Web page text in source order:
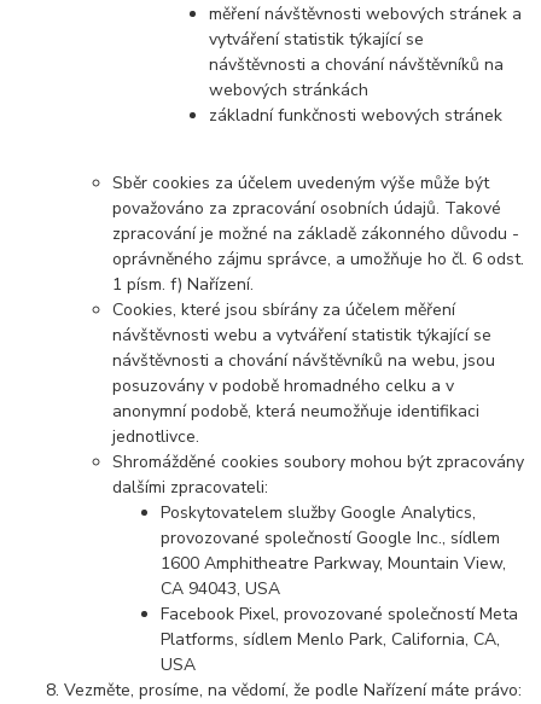
měření návštěvnosti webových stránek a
vytváření statistik týkající se
návštěvnosti a chování návštěvníků na
webových stránkách
základní funkčnosti webových stránek
Sběr cookies za účelem uvedeným výše může být
považováno za zpracování osobních údajů. Takové
zpracování je možné na základě zákonného důvodu -
oprávněného zájmu správce, a umožňuje ho čl. 6 odst.
1 písm. f) Nařízení.
Cookies, které jsou sbírány za účelem měření
návštěvnosti webu a vytváření statistik týkající se
návštěvnosti a chování návštěvníků na webu, jsou
posuzovány v podobě hromadného celku a v
anonymní podobě, která neumožňuje identifikaci
jednotlivce.
Shromážděné cookies soubory mohou být zpracovány
dalšími zpracovateli:
Poskytovatelem služby Google Analytics,
provozované společností Google Inc., sídlem
1600 Amphitheatre Parkway, Mountain View,
CA 94043, USA
Facebook Pixel, provozované společností Meta
Platforms, sídlem Menlo Park, California, CA,
USA
Vezměte, prosíme, na vědomí, že podle Nařízení máte právo: